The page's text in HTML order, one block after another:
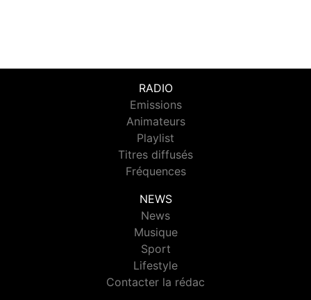
RADIO
Emissions
Animateurs
Playlist
Titres diffusés
Fréquences
NEWS
News
Musique
Sport
Lifestyle
Contacter la rédac